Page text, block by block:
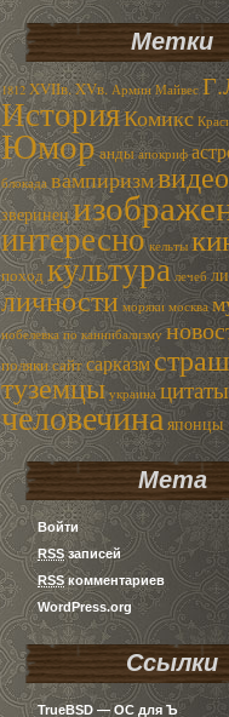
Метки
1812 XVIIв.XVв. Армин Майвес
ИсторияКомикс
Юморанды апокриф
блокада вампиризмвидео
зверинец
интересно кельты
поход культура лечеб
личности моряки москва
нобелевка по каннибализму
полякисайтсарказм
туземцы украина цитаты
человечинаяпонцы
Мета
Войти
RSSзаписей
RSSкомментариев
WordPress.org
Ссылки
TrueBSD — ОС для Ъ